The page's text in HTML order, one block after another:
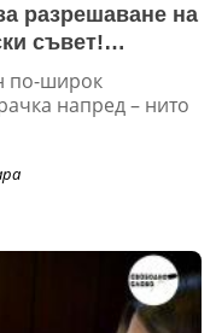
разрешаване на
съвет!
по-широк
напред – нито